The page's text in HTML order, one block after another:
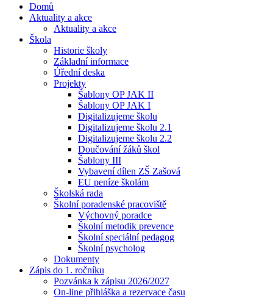
Domů
Aktuality a akce
Aktuality a akce
Škola
Historie školy
Základní informace
Úřední deska
Projekty
Šablony OP JAK II
Šablony OP JAK I
Digitalizujeme školu
Digitalizujeme školu 2.1
Digitalizujeme školu 2.2
Doučování žáků škol
Šablony III
Vybavení dílen ZŠ Zašová
EU peníze školám
Školská rada
Školní poradenské pracoviště
Výchovný poradce
Školní metodik prevence
Školní speciální pedagog
Školní psycholog
Dokumenty
Zápis do 1. ročníku
Pozvánka k zápisu 2026/2027
On-line přihláška a rezervace času